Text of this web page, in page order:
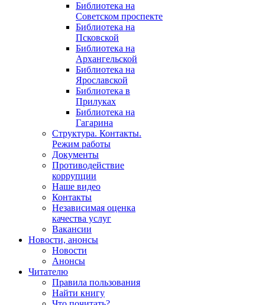
Библиотека на
Советском проспекте
Библиотека на
Псковской
Библиотека на
Архангельской
Библиотека на
Ярославской
Библиотека в
Прилуках
Библиотека на
Гагарина
Структура. Контакты.
Режим работы
Документы
Противодействие
коррупции
Наше видео
Контакты
Независимая оценка
качества услуг
Вакансии
Новости, анонсы
Новости
Анонсы
Читателю
Правила пользования
Найти книгу